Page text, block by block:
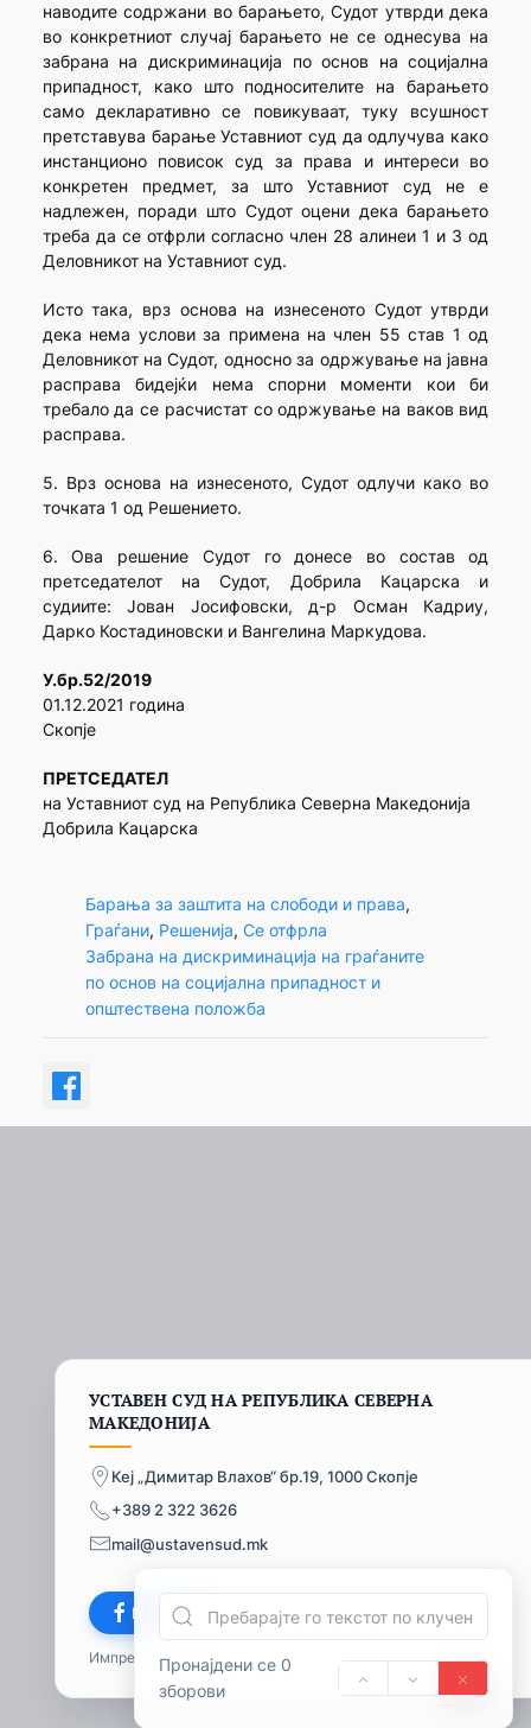
Пронајдени се 0
зборови
наводите содржани во барањето, Судот утврди дека
во конкретниот случај барањето не се однесува на
забрана на дискриминација по основ на социјална
припадност, како што подносителите на барањето
само декларативно се повикуваат, туку всушност
претставува барање Уставниот суд да одлучува како
инстанционо повисок суд за права и интереси во
конкретен предмет, за што Уставниот суд не е
надлежен, поради што Судот оцени дека барањето
треба да се отфрли согласно член 28 алинеи 1 и 3 од
Деловникот на Уставниот суд.
Исто така, врз основа на изнесеното Судот утврди
дека нема услови за примена на член 55 став 1 од
Деловникот на Судот, односно за одржување на јавна
расправа бидејќи нема спорни моменти кои би
требало да се расчистат со одржување на ваков вид
расправа.
5. Врз основа на изнесеното, Судот одлучи како во
точката 1 од Решението.
6. Ова решение Судот го донесе во состав од
претседателот на Судот, Добрила Кацарска и
судиите: Јован Јосифовски, д-р Осман Кадриу,
Дарко Костадиновски и Вангелина Маркудова.
У.бр.52/2019
01.12.2021 година
Скопје
ПРЕТСЕДАТЕЛ
на Уставниот суд на Република Северна Македонија
Добрила Кацарска
Барања за заштита на слободи и права
Граѓани, Решенија, Се отфрла
Забрана на дискриминација на граѓаните
по основ на социјална припадност и
општествена положба
УСТАВЕН СУД НА РЕПУБЛИКА СЕВЕРНА
МАКЕДОНИЈА
Кеј „Димитар Влахов“ бр.19, 1000 Скопје
+389 2 322 3626
mail@ustavensud.mk
Facebook
Импресум© 2026